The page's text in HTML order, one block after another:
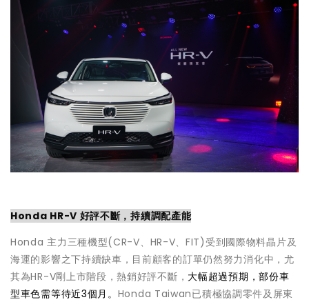
Honda HR-V 好評不斷，持續調配產能
Honda 主力三種機型(CR-V、HR-V、FIT)受到國際物料晶片及
海運的影響之下持續缺車，目前顧客的訂單仍然努力消化中，尤
其為HR-V剛上市階段，熱銷好評不斷， 大幅超過預期，部份車
型車色需等待近3個月。 Honda Taiwan已積極協調零件及屏東